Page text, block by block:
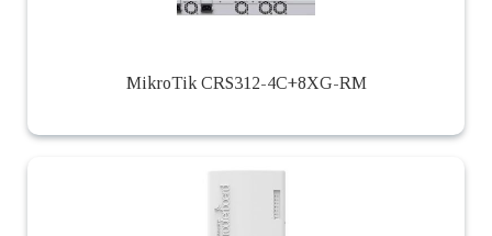
MikroTik CRS312-4C+8XG-RM